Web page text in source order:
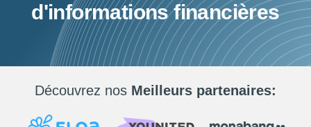
d'informations financières
Découvrez nos Meilleurs partenaires: